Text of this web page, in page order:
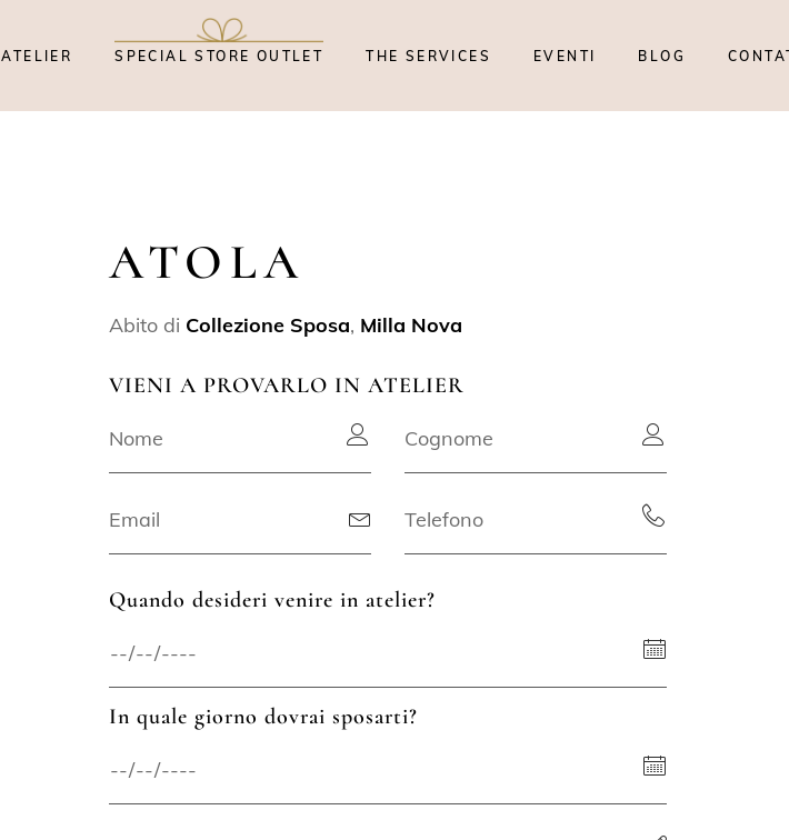
ATELIER SPECIAL STORE OUTLET THE SERVICES EVENTI BLOG
ATOLA
Abito di Collezione Sposa, Milla Nova
VIENI A PROVARLO IN ATELIER
Quando desideri venire in atelier?
In quale giorno dovrai sposarti?